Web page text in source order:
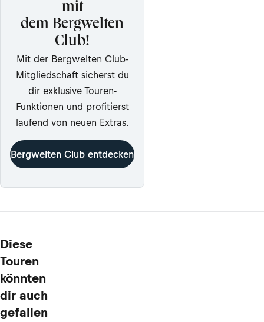
mit
dem Bergwelten
Club!
Mit der Bergwelten Club-
Mitgliedschaft sicherst du
dir exklusive Touren-
Funktionen und profitierst
laufend von neuen Extras.
Bergwelten Club entdecken
Diese
Touren
könnten
dir auch
gefallen